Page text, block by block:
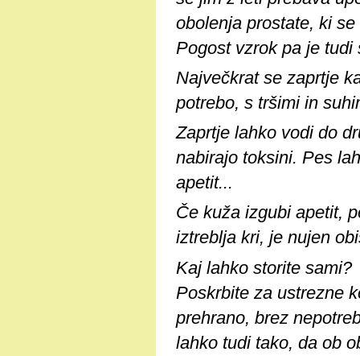
obolenja prostate, ki
Pogost vzrok pa je tudi
Največkrat se zaprtje
potrebo, s tršimi in
Zaprtje lahko vodi do
nabirajo toksini. Pes
apetit...
Če kuža izgubi apetit,
iztreblja kri, je nujen
Kaj lahko storite sami?
Poskrbite za ustrezne
prehrano, brez
lahko tudi tako, da ob